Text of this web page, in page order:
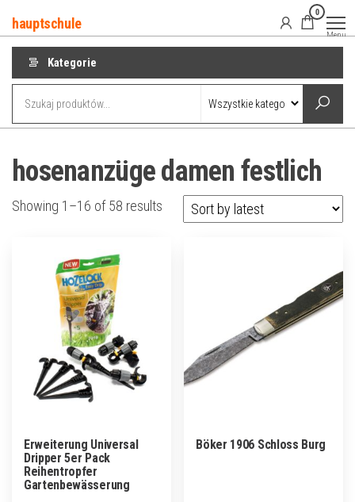
do
treści
hauptschule
0
Menu
Kategorie
hosenanzüge damen festlich
Showing 1–16 of 58 results
Erweiterung Universal
Dripper 5er Pack
Reihentropfer
Gartenbewässerung
Böker 1906 Schloss Burg